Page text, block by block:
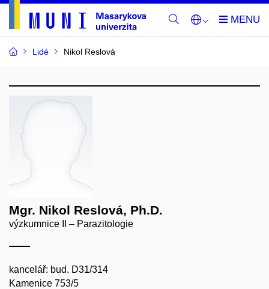
Lidé Nikol Reslová
Mgr. Nikol Reslová, Ph.D.
výzkumnice II – Parazitologie
kancelář: bud. D31/314
Kamenice 753/5